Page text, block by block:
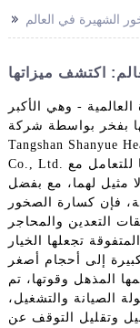
>> الشهيرة في العالم
اكتشف ميزاتها
- وهي الأكبر
بفخر بواسطة شركة
Tangshan Shanyue
Co., Ltd. تم تصميم كسارة الصخور الشهيرة لدينا للتعامل مع
مثيل لهما، مع بفضل
فإن كسارة الصخور
التعدين والمحاجر
تجعلها الخيار
إلى أحجام أصغر
المذهل وقوتها، تم
الصيانة والتشغيل،
وتقليل التوقف عن